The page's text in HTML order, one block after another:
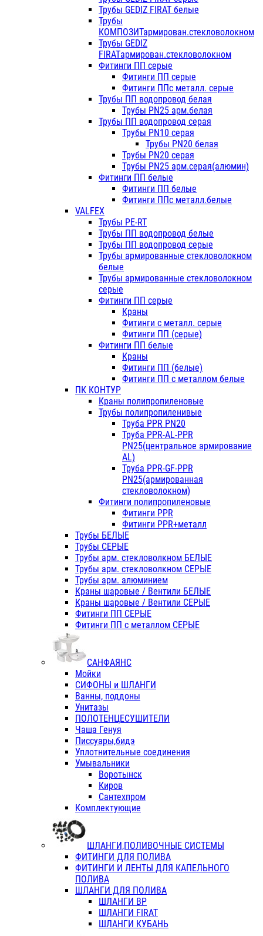
Трубы GEDIZ FIRAT белые
Трубы
КОМПОЗИТармирован.стекловолокном
Трубы GEDIZ
FIRATармирован.стекловолокном
Фитинги ПП серые
Фитинги ПП серые
Фитинги ППс металл. серые
Трубы ПП водопровод белая
Трубы PN25 арм.белая
Трубы ПП водопровод серая
Трубы PN10 серая
Трубы PN20 белая
Трубы PN20 серая
Трубы PN25 арм.серая(алюмин)
Фитинги ПП белые
Фитинги ПП белые
Фитинги ППс металл.белые
VALFEX
Трубы PE-RT
Трубы ПП водопровод белые
Трубы ПП водопровод серые
Трубы армированные стекловолокном
белые
Трубы армированные стекловолокном
серые
Фитинги ПП серые
Краны
Фитинги с металл. серые
Фитинги ПП (серые)
Фитинги ПП белые
Краны
Фитинги ПП (белые)
Фитинги ПП с металлом белые
ПК КОНТУР
Краны полипропиленовые
Трубы полипропиленивые
Труба PPR PN20
Труба PPR-AL-PPR
PN25(центральное армирование
AL)
Труба PPR-GF-PPR
PN25(армированная
стекловолокном)
Фитинги полипропиленовые
Фитинги PPR
Фитинги PPR+металл
Трубы БЕЛЫЕ
Трубы СЕРЫЕ
Трубы арм. стекловолкном БЕЛЫЕ
Трубы арм. стекловолкном СЕРЫЕ
Трубы арм. алюминием
Краны шаровые / Вентили БЕЛЫЕ
Краны шаровые / Вентили СЕРЫЕ
Фитинги ПП СЕРЫЕ
Фитинги ПП с металлом СЕРЫЕ
САНФАЯНС
Мойки
СИФОНЫ и ШЛАНГИ
Ванны, поддоны
Унитазы
ПОЛОТЕНЦЕСУШИТЕЛИ
Чаша Генуя
Писсуары,бидэ
Уплотнительные соединения
Умывальники
Воротынск
Киров
Сантехпром
Комплектующие
ШЛАНГИ,ПОЛИВОЧНЫЕ СИСТЕМЫ
ФИТИНГИ ДЛЯ ПОЛИВА
ФИТИНГИ И ЛЕНТЫ ДЛЯ КАПЕЛЬНОГО
ПОЛИВА
ШЛАНГИ ДЛЯ ПОЛИВА
ШЛАНГИ ВР
ШЛАНГИ FIRAT
ШЛАНГИ КУБАНЬ